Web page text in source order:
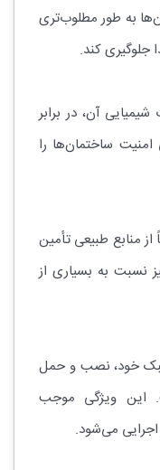
به طور مطلوب‌تری
کند.
شیمیایی آن، در برابر
ساختمان‌ها را
از منابع طبیعی تأمین
نسبت به بسیاری از
سبک خود، نصب و حمل
این ویژگی موجب
می‌شود.